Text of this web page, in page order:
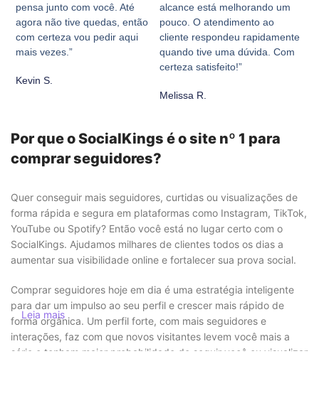
pensa junto com você. Até
agora não tive quedas, então
com certeza vou pedir aqui
mais vezes.”
Kevin S.
alcance está melhorando um
pouco. O atendimento ao
cliente respondeu rapidamente
quando tive uma dúvida. Com
certeza satisfeito!”
Melissa R.
Por que o SocialKings é o site nº 1 para
comprar seguidores?
Quer conseguir mais seguidores, curtidas ou visualizações de
forma rápida e segura em plataformas como Instagram, TikTok,
YouTube ou Spotify? Então você está no lugar certo com o
SocialKings. Ajudamos milhares de clientes todos os dias a
aumentar sua visibilidade online e fortalecer sua prova social.
Comprar seguidores hoje em dia é uma estratégia inteligente
para dar um impulso ao seu perfil e crescer mais rápido de
forma orgânica. Um perfil forte, com mais seguidores e
interações, faz com que novos visitantes levem você mais a
sério e tenham maior probabilidade de seguir você ou visualizar
Leia mais